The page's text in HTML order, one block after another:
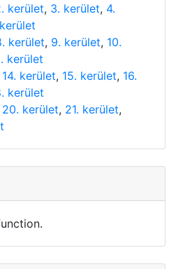
kerület, 3. kerület, 4.
kerület, 9. kerület, 10.
kerület
14. kerület, 15. kerület, 16.
kerület
20. kerület, 21. kerület,